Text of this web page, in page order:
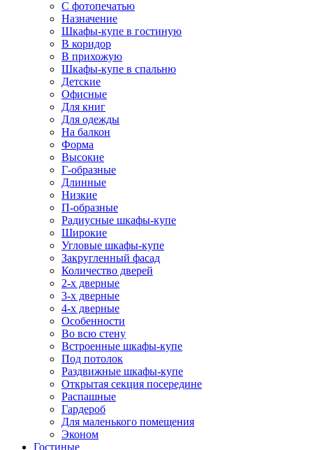
С фотопечатью
Назначение
Шкафы-купе в гостиную
В коридор
В прихожую
Шкафы-купе в спальню
Детские
Офисные
Для книг
Для одежды
На балкон
Форма
Высокие
Г-образные
Длинные
Низкие
П-образные
Радиусные шкафы-купе
Широкие
Угловые шкафы-купе
Закругленный фасад
Количество дверей
2-х дверные
3-х дверные
4-х дверные
Особенности
Во всю стену
Встроенные шкафы-купе
Под потолок
Раздвижные шкафы-купе
Открытая секция посередине
Распашные
Гардероб
Для маленького помещения
Эконом
Гостиные